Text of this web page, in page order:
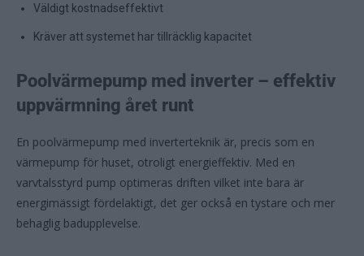
Väldigt kostnadseffektivt
Kräver att systemet har tillräcklig kapacitet
Poolvärmepump med inverter – effektiv
uppvärmning året runt
En poolvärmepump med inverterteknik är, precis som en
värmepump för huset, otroligt energieffektiv. Med en
varvtalsstyrd pump optimeras driften vilket inte bara är
energimässigt fördelaktigt, det ger också en tystare och mer
behaglig badupplevelse.